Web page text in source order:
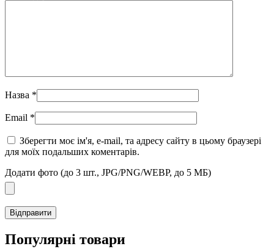
Назва *
Email *
Зберегти моє ім'я, e-mail, та адресу сайту в цьому браузері
для моїх подальших коментарів.
Додати фото (до 3 шт., JPG/PNG/WEBP, до 5 МБ)
Популярні товари